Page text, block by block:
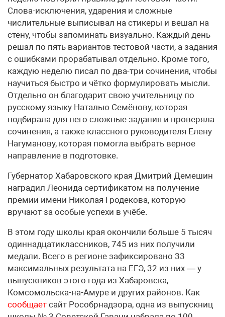
Слова-исключения, ударения и сложные
числительные выписывал на стикеры и вешал на
стену, чтобы запоминать визуально. Каждый день
решал по пять вариантов тестовой части, а задания
с ошибками прорабатывал отдельно. Кроме того,
каждую неделю писал по два-три сочинения, чтобы
научиться быстро и чётко формулировать мысли.
Отдельно он благодарит свою учительницу по
русскому языку Наталью Семёнову, которая
подбирала для него сложные задания и проверяла
сочинения, а также классного руководителя Елену
Нагуманову, которая помогла выбрать верное
направление в подготовке.
Губернатор Хабаровского края Дмитрий Демешин
наградил Леонида сертификатом на получение
премии имени Николая Гродекова, которую
вручают за особые успехи в учёбе.
В этом году школы края окончили больше 5 тысяч
одиннадцатиклассников, 745 из них получили
медали. Всего в регионе зафиксировано 33
максимальных результата на ЕГЭ, 32 из них — у
выпускников этого года из Хабаровска,
Комсомольска-на-Амуре и других районов. Как
сообщает сайт Рособрнадзора, одна из выпускниц